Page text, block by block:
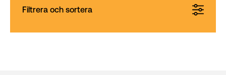
Filtrera och sortera